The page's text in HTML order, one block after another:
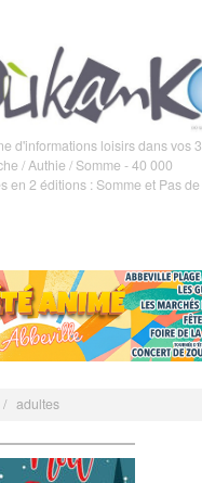
d'informations loisirs dans vos 3
/ Authie / Somme - 40 000
en 2 éditions : Somme et Pas de
/ adultes